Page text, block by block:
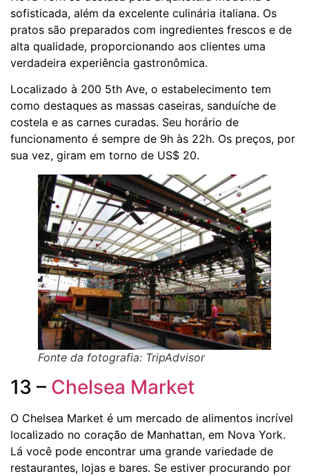
sofisticada, além da excelente culinária italiana. Os
pratos são preparados com ingredientes frescos e de
alta qualidade, proporcionando aos clientes uma
verdadeira experiência gastronômica.
Localizado à 200 5th Ave, o estabelecimento tem
como destaques as massas caseiras, sanduíche de
costela e as carnes curadas. Seu horário de
funcionamento é sempre de 9h às 22h. Os preços, por
sua vez, giram em torno de US$ 20.
Fonte da fotografia: TripAdvisor
13 – Chelsea Market
O Chelsea Market é um mercado de alimentos incrível
localizado no coração de Manhattan, em Nova York.
Lá você pode encontrar uma grande variedade de
restaurantes, lojas e bares. Se estiver procurando por